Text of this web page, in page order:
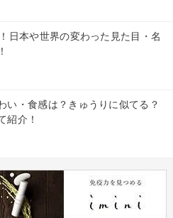
日本や世界の変わった見た目・名
い・食感は？きゅうりに似てる？
紹介！